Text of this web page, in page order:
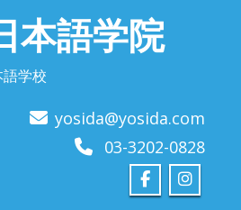
本語学院
学校
yosida@yosida.com
03-3202-0828